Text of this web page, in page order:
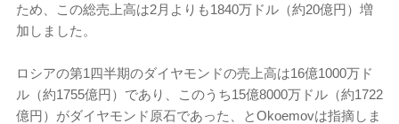
ため、この総売上高は2月よりも1840万ドル（約20億円）増
加しました。
ロシアの第1四半期のダイヤモンドの売上高は16億1000万ド
ル（約1755億円）であり、このうち15億8000万ドル（約1722
億円）がダイヤモンド原石であった、とOkoemovは指摘しま